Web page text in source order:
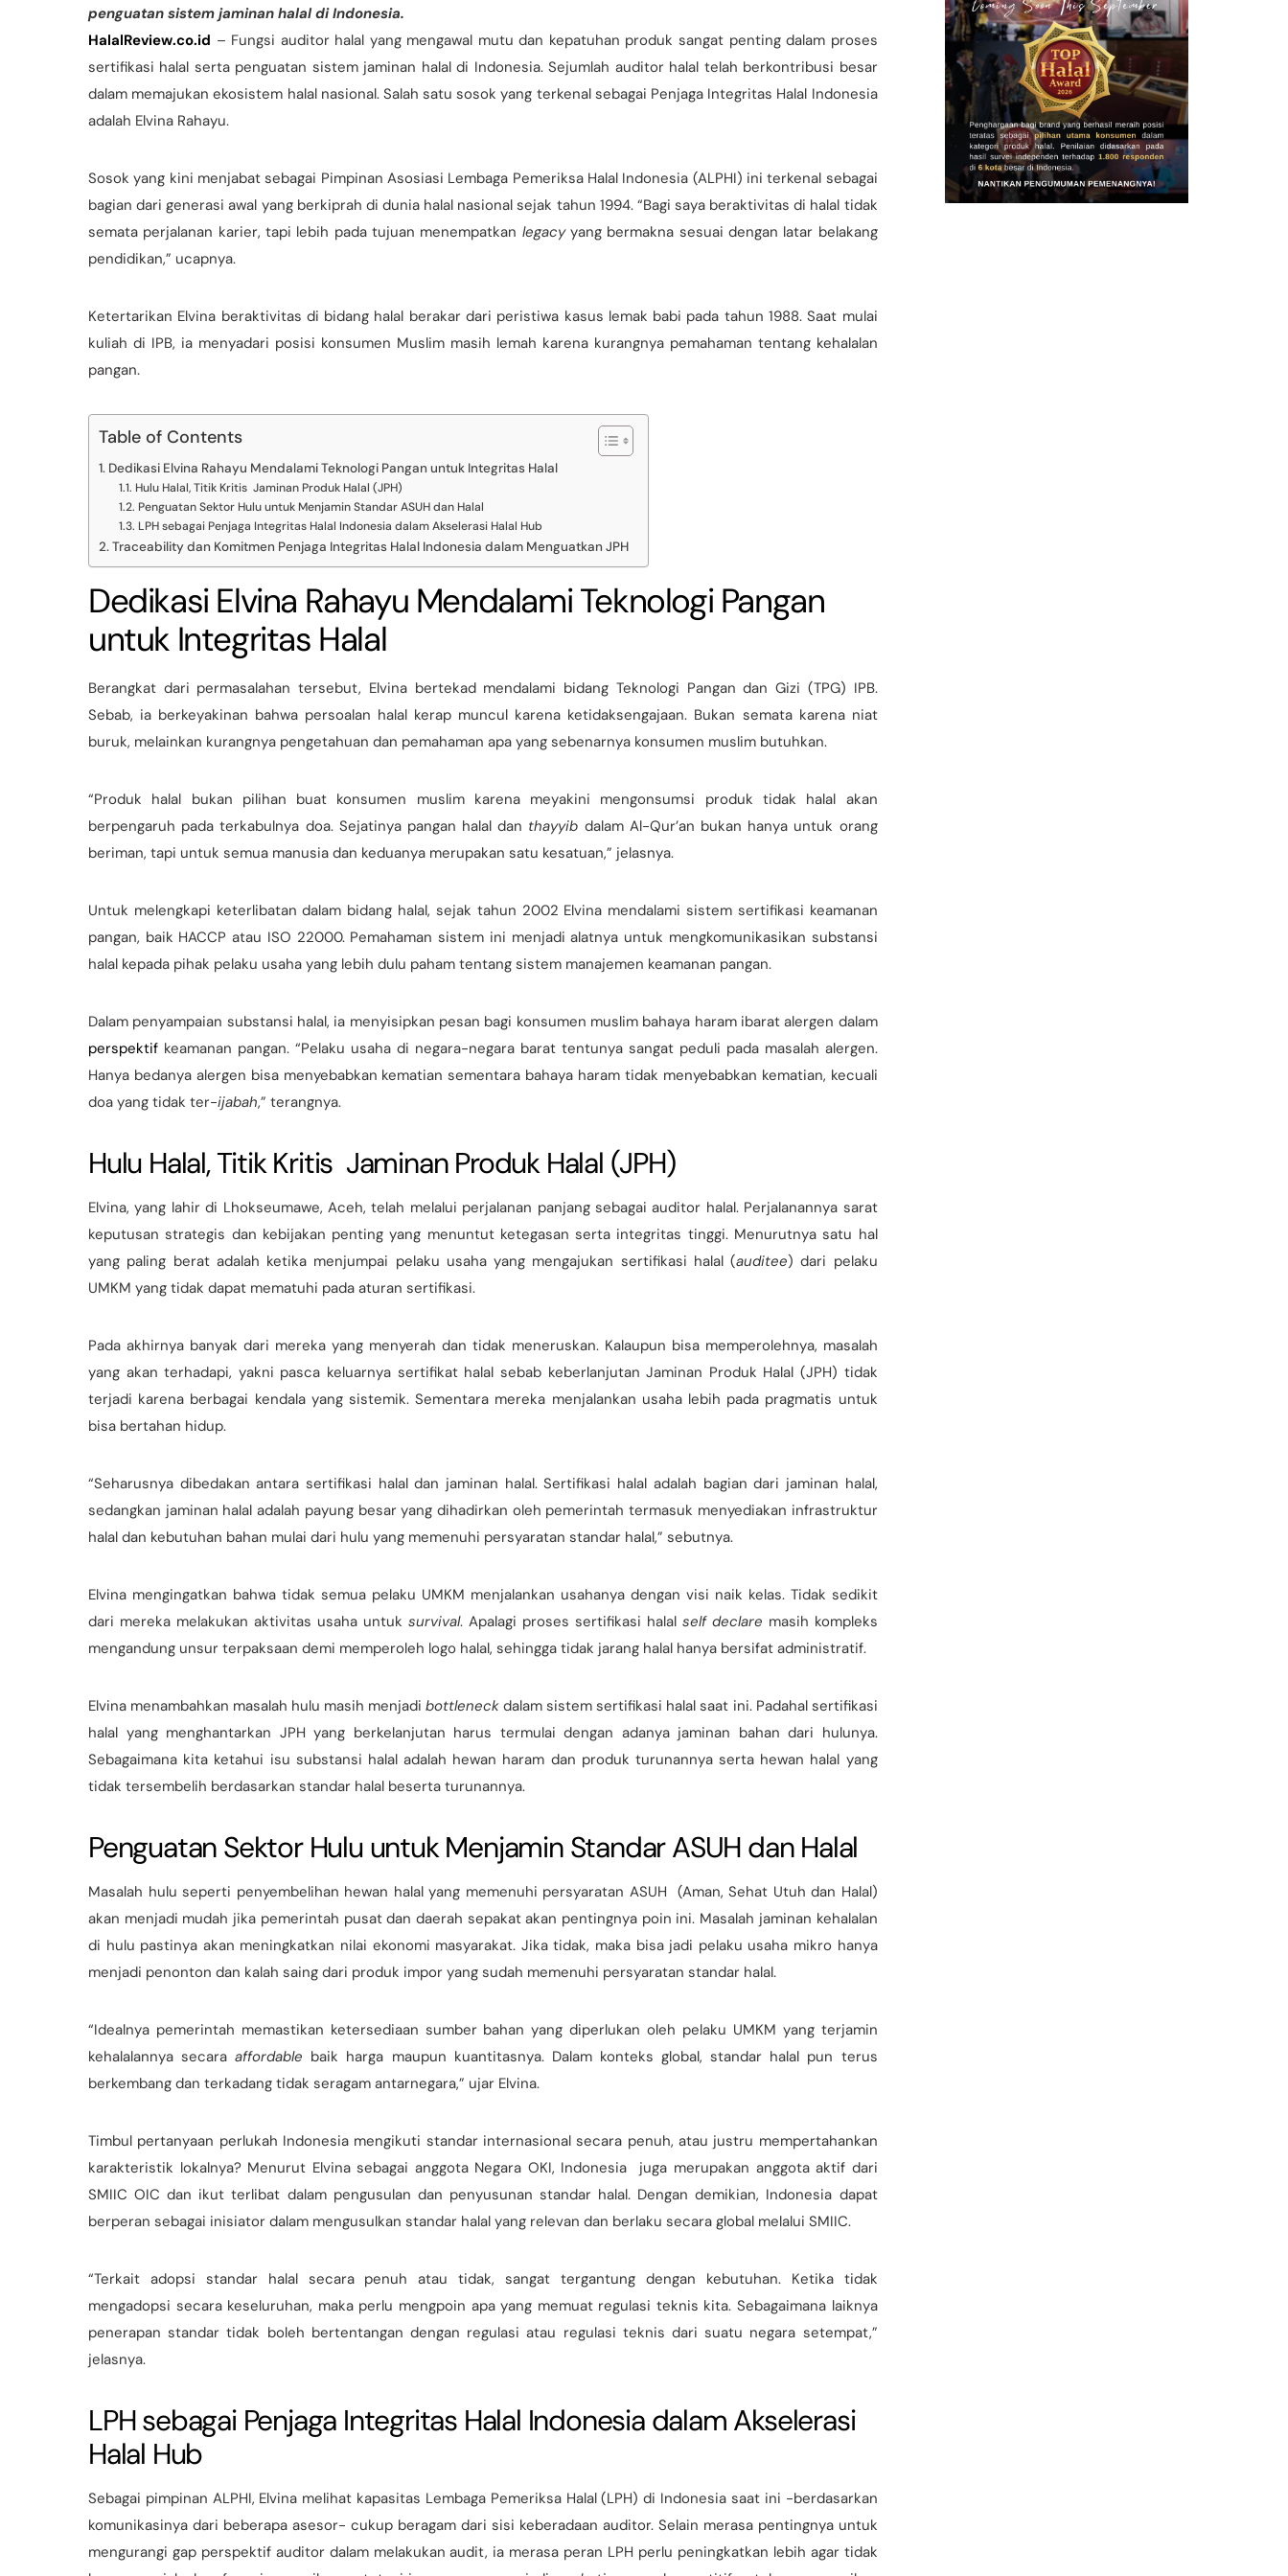
penguatan sistem jaminan halal di Indonesia.
HalalReview.co.id – Fungsi auditor halal yang mengawal mutu dan kepatuhan produk sangat penting dalam proses
sertifikasi halal serta penguatan sistem jaminan halal di Indonesia. Sejumlah auditor halal telah berkontribusi besar
dalam memajukan ekosistem halal nasional. Salah satu sosok yang terkenal sebagai Penjaga Integritas Halal Indonesia
adalah Elvina Rahayu.
Sosok yang kini menjabat sebagai Pimpinan Asosiasi Lembaga Pemeriksa Halal Indonesia (ALPHI) ini terkenal sebagai
bagian dari generasi awal yang berkiprah di dunia halal nasional sejak tahun 1994. “Bagi saya beraktivitas di halal tidak
semata perjalanan karier, tapi lebih pada tujuan menempatkan legacyyang bermakna sesuai dengan latar belakang
pendidikan,” ucapnya.
Ketertarikan Elvina beraktivitas di bidang halal berakar dari peristiwa kasus lemak babi pada tahun 1988. Saat mulai
kuliah di IPB, ia menyadari posisi konsumen Muslim masih lemah karena kurangnya pemahaman tentang kehalalan
pangan.
Table of Contents
Dedikasi Elvina Rahayu Mendalami Teknologi Pangan untuk Integritas Halal
Hulu Halal, Titik Kritis Jaminan Produk Halal (JPH)
Penguatan Sektor Hulu untuk Menjamin Standar ASUH dan Halal
LPH sebagai Penjaga Integritas Halal Indonesia dalam Akselerasi Halal Hub
Traceability dan Komitmen Penjaga Integritas Halal Indonesia dalam Menguatkan JPH
Dedikasi Elvina Rahayu Mendalami Teknologi Pangan
untuk Integritas Halal
Berangkat dari permasalahan tersebut, Elvina bertekad mendalami bidang Teknologi Pangan dan Gizi (TPG) IPB.
Sebab, ia berkeyakinan bahwa persoalan halal kerap muncul karena ketidaksengajaan. Bukan semata karena niat
buruk, melainkan kurangnya pengetahuan dan pemahaman apa yang sebenarnya konsumen muslim butuhkan.
“Produk halal bukan pilihan buat konsumen muslim karena meyakini mengonsumsi produk tidak halal akan
berpengaruh pada terkabulnya doa. Sejatinya pangan halal dan thayyib dalam Al-Qur’an bukan hanya untuk orang
beriman, tapi untuk semua manusia dan keduanya merupakan satu kesatuan,” jelasnya.
Untuk melengkapi keterlibatan dalam bidang halal, sejak tahun 2002 Elvina mendalami sistem sertifikasi keamanan
pangan, baik HACCP atau ISO 22000. Pemahaman sistem ini menjadi alatnya untuk mengkomunikasikan substansi
halal kepada pihak pelaku usaha yang lebih dulu paham tentang sistem manajemen keamanan pangan.
Dalam penyampaian substansi halal, ia menyisipkan pesan bagi konsumen muslim bahaya haram ibarat alergen dalam
perspektif keamanan pangan. “Pelaku usaha di negara-negara barat tentunya sangat peduli pada masalah alergen.
Hanya bedanya alergen bisa menyebabkan kematian sementara bahaya haram tidak menyebabkan kematian, kecuali
doa yang tidak ter-ijabah,” terangnya.
Hulu Halal, Titik Kritis Jaminan Produk Halal (JPH)
Elvina, yang lahir di Lhokseumawe, Aceh, telah melalui perjalanan panjang sebagai auditor halal. Perjalanannya sarat
keputusan strategis dan kebijakan penting yang menuntut ketegasan serta integritas tinggi. Menurutnya satu hal
yang paling berat adalah ketika menjumpai pelaku usaha yang mengajukan sertifikasi halal (auditee) dari pelaku
UMKM yang tidak dapat mematuhi pada aturan sertifikasi.
Pada akhirnya banyak dari mereka yang menyerah dan tidak meneruskan. Kalaupun bisa memperolehnya, masalah
yang akan terhadapi, yakni pasca keluarnya sertifikat halal sebab keberlanjutan Jaminan Produk Halal (JPH) tidak
terjadi karena berbagai kendala yang sistemik. Sementara mereka menjalankan usaha lebih pada pragmatis untuk
bisa bertahan hidup.
“Seharusnya dibedakan antara sertifikasi halal dan jaminan halal. Sertifikasi halal adalah bagian dari jaminan halal,
sedangkan jaminan halal adalah payung besar yang dihadirkan oleh pemerintah termasuk menyediakan infrastruktur
halal dan kebutuhan bahan mulai dari hulu yang memenuhi persyaratan standar halal,” sebutnya.
Elvina mengingatkan bahwa tidak semua pelaku UMKM menjalankan usahanya dengan visi naik kelas. Tidak sedikit
dari mereka melakukan aktivitas usaha untuk survival. Apalagi proses sertifikasi halal self declare masih kompleks
mengandung unsur terpaksaan demi memperoleh logo halal, sehingga tidak jarang halal hanya bersifat administratif.
Elvina menambahkan masalah hulu masih menjadibottleneckdalam sistem sertifikasi halal saat ini. Padahal sertifikasi
halal yang menghantarkan JPH yang berkelanjutan harus termulai dengan adanya jaminan bahan dari hulunya.
Sebagaimana kita ketahui isu substansi halal adalah hewan haram dan produk turunannya serta hewan halal yang
tidak tersembelih berdasarkan standar halal beserta turunannya.
Penguatan Sektor Hulu untuk Menjamin Standar ASUH dan Halal
Masalah hulu seperti penyembelihan hewan halal yang memenuhi persyaratan ASUH (Aman, Sehat Utuh dan Halal)
akan menjadi mudah jika pemerintah pusat dan daerah sepakat akan pentingnya poin ini. Masalah jaminan kehalalan
di hulu pastinya akan meningkatkan nilai ekonomi masyarakat. Jika tidak, maka bisa jadi pelaku usaha mikro hanya
menjadi penonton dan kalah saing dari produk impor yang sudah memenuhi persyaratan standar halal.
“Idealnya pemerintah memastikan ketersediaan sumber bahan yang diperlukan oleh pelaku UMKM yang terjamin
kehalalannya secaraaffordable baik harga maupun kuantitasnya. Dalam konteks global, standar halal pun terus
berkembang dan terkadang tidak seragam antarnegara,” ujar Elvina.
Timbul pertanyaan perlukah Indonesia mengikuti standar internasional secara penuh, atau justru mempertahankan
karakteristik lokalnya? Menurut Elvina sebagai anggota Negara OKI, Indonesia juga merupakan anggota aktif dari
SMIIC OIC dan ikut terlibat dalam pengusulan dan penyusunan standar halal. Dengan demikian, Indonesia dapat
berperan sebagai inisiator dalam mengusulkan standar halal yang relevan dan berlaku secara global melalui SMIIC.
“Terkait adopsi standar halal secara penuh atau tidak, sangat tergantung dengan kebutuhan. Ketika tidak
mengadopsi secara keseluruhan, maka perlu mengpoin apa yang memuat regulasi teknis kita. Sebagaimana laiknya
penerapan standar tidak boleh bertentangan dengan regulasi atau regulasi teknis dari suatu negara setempat,”
jelasnya.
LPH sebagai Penjaga Integritas Halal Indonesia dalam Akselerasi
Halal Hub
Sebagai pimpinan ALPHI, Elvina melihat kapasitas Lembaga Pemeriksa Halal (LPH) di Indonesia saat ini -berdasarkan
komunikasinya dari beberapa asesor- cukup beragam dari sisi keberadaan auditor. Selain merasa pentingnya untuk
mengurangi gap perspektif auditor dalam melakukan audit, ia merasa peran LPH perlu peningkatkan lebih agar tidak